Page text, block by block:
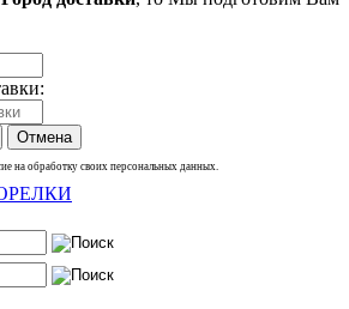
Отмена
на обработку своих персональных данных.